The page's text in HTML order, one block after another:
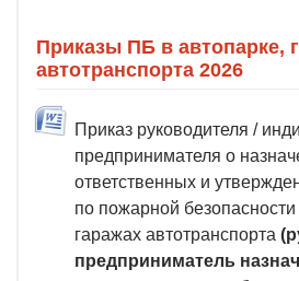
Приказы ПБ в автопарке,
автотранспорта 2026
Приказ руководителя /
предпринимателя о
ответственных и
по пожарной безопасности
гаражах автотранспорта
предприниматель